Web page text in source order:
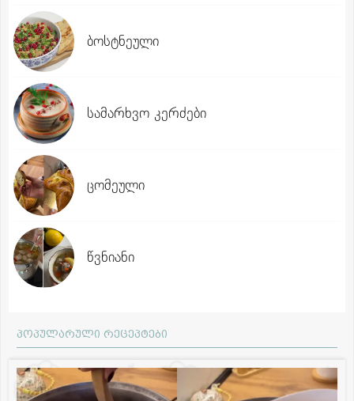
ბოსტნეული
სამარხვო კერძები
ცომეული
წვნიანი
პოპულარული რეცეპტები